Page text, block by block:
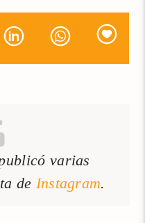
varias
de Instagram.